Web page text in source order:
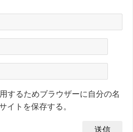
するためブラウザーに自分の名
イトを保存する。